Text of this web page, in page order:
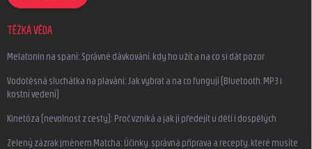
TĚŽKÁ VĚDA
Melatonin na spaní: Správné dávkování, kdy ho užít a na co si dát pozor
Vodotěsná sluchátka na plavání: Jak vybrat a na co fungují (Bluetooth, MP3 i
kostní vedení)
Kinetóza (nevolnost z cesty): Proč vzniká a jak jí předejít u dětí i dospělých
Zelený zázrak jménem Matcha: Účinky, správná příprava a recepty, které musíte